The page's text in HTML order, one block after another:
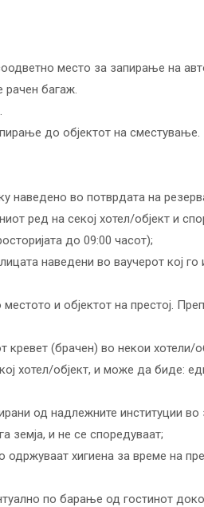
место за запирање на
рачен багаж.
до објектот на сместување.
наведено во потврдата на
ред на секој хотел/објект и
до 09:00 часот);
наведени во ваучерот кој
и објектот на престој.
(брачен) во некои хотели/
хотел/објект, и може да биде:
од надлежните институции во
земја, и не се споредуваат;
хигиена за време на
по барање од гостинот